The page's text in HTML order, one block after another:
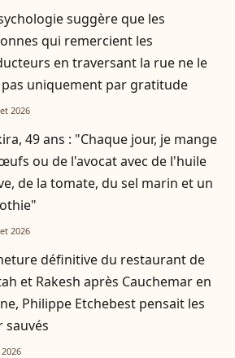
suggère que les
qui remercient les
en traversant la rue ne le
uniquement par gratitude
2026
49 ans : "Chaque jour, je mange
ou de l'avocat avec de l'huile
de la tomate, du sel marin et un
2026
définitive du restaurant de
et Rakesh après Cauchemar en
Philippe Etchebest pensait les
sauvés